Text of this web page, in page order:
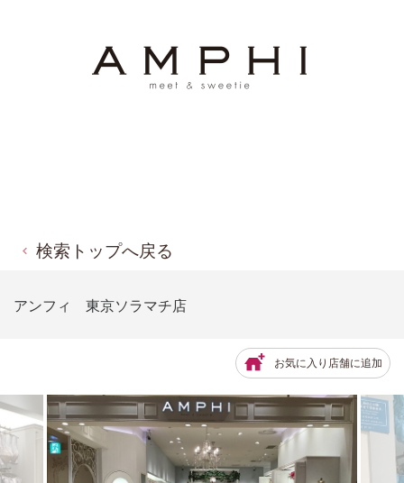
検索トップへ戻る
アンフィ 東京ソラマチ店
お気に入り店舗に追加